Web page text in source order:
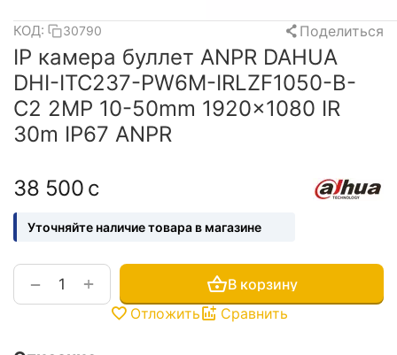
КОД: 30790 Поделиться
IP камера буллет ANPR DAHUA
DHI-ITC237-PW6M-IRLZF1050-B-
C2 2MP 10-50mm 1920×1080 IR
30m IP67 ANPR
38 500 с
Уточняйте наличие товара в магазине
+
−
В корзину
Отложить
Сравнить